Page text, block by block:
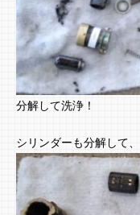
分解して洗浄！
シリンダーも分解して、